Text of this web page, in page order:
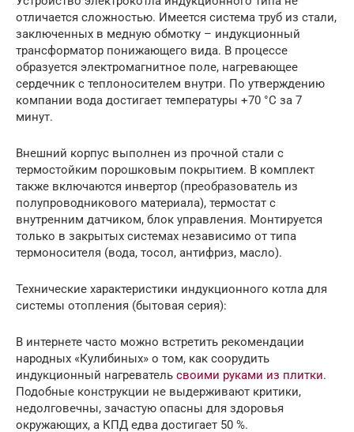
отличается сложностью. Имеется система труб из стали,
заключенных в медную обмотку – индукционный
трансформатор понижающего вида. В процессе
образуется электромагнитное поле, нагревающее
сердечник с теплоносителем внутри. По утверждению
компании вода достигает температуры +70 °С за 7
минут.
Внешний корпус выполнен из прочной стали с
термостойким порошковым покрытием. В комплект
также включаются инвертор (преобразователь из
полупроводникового материала), термостат с
внутренним датчиком, блок управления. Монтируется
только в закрытых системах независимо от типа
термоносителя (вода, тосол, антифриз, масло).
Технические характеристики индукционного котла для
системы отопления (бытовая серия):
В интернете часто можно встретить рекомендации
народных «Кулибиных» о том, как соорудить
индукционный нагреватель своими руками из плитки.
Подобные конструкции не выдерживают критики,
недолговечны, зачастую опасны для здоровья
окружающих, а КПД едва достигает 50 %.